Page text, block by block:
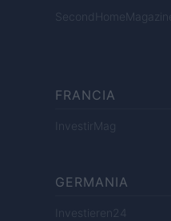
SecondHomeMagazine
FRANCIA
InvestirMag
GERMANIA
Investieren24